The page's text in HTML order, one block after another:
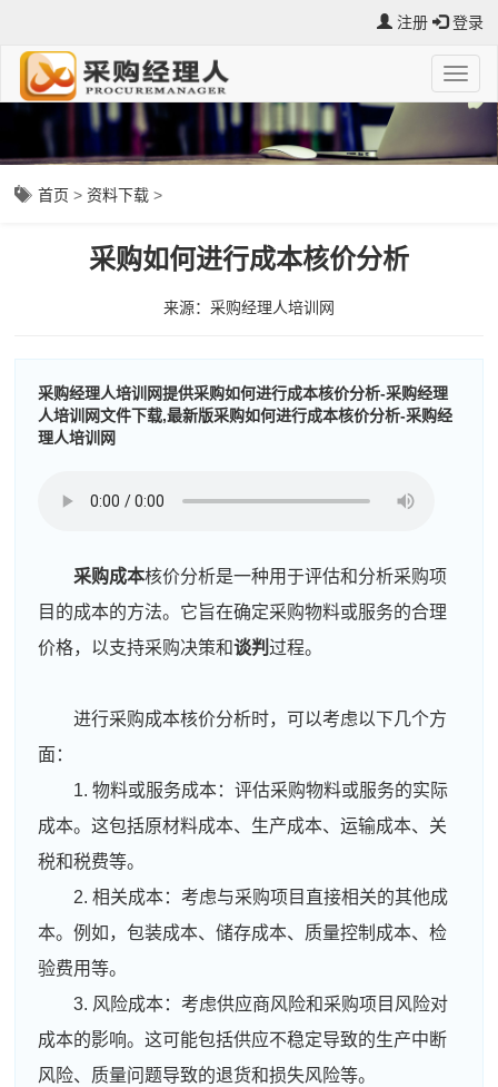
注册 登录
首页 >资料下载 >
采购如何进行成本核价分析
来源：采购经理人培训网
采购经理人培训网提供采购如何进行成本核价分析-采购经理
人培训网文件下载,最新版采购如何进行成本核价分析-采购经
理人培训网
采购成本核价分析是一种用于评估和分析采购项
目的成本的方法。它旨在确定采购物料或服务的合理
价格，以支持采购决策和谈判过程。
进行采购成本核价分析时，可以考虑以下几个方
面：
1. 物料或服务成本：评估采购物料或服务的实际
成本。这包括原材料成本、生产成本、运输成本、关
税和税费等。
2. 相关成本：考虑与采购项目直接相关的其他成
本。例如，包装成本、储存成本、质量控制成本、检
验费用等。
3. 风险成本：考虑供应商风险和采购项目风险对
成本的影响。这可能包括供应不稳定导致的生产中断
风险、质量问题导致的退货和损失风险等。